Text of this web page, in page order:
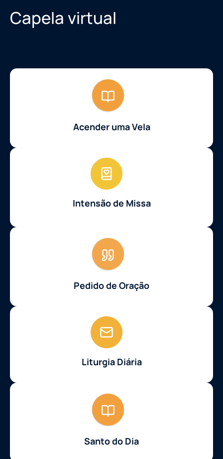
Capela virtual
Acender uma Vela
Intensão de Missa
Pedido de Oração
Liturgia Diária
Santo do Dia